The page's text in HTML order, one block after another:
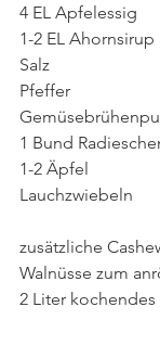
4 EL Apfelessig
1-2 EL Ahornsirup
Salz
Pfeffer
1 Bund
1-2 Äpfel
Lauchzwiebeln
zusätzliche
Walnüsse zum
2 Liter kochendes